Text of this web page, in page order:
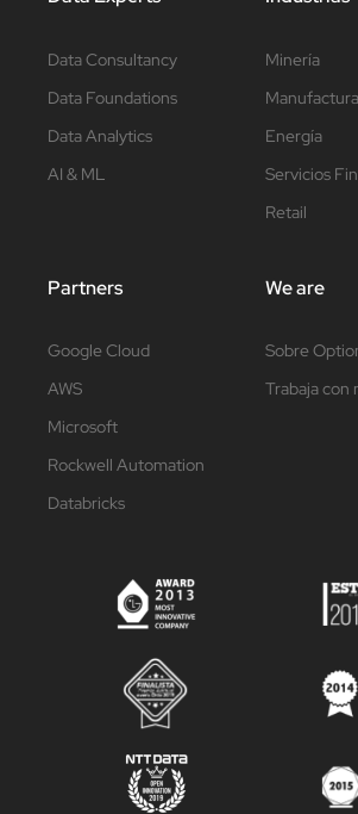
Data Consultancy
Data Foundations
Data Analytics
AI & ML
Minería
Manufactura
Energía
Servicios
Retail
Partners
Google Cloud
AWS
Microsoft
Rockwell Automation
Databricks
We are
Sobre
Trabaja con